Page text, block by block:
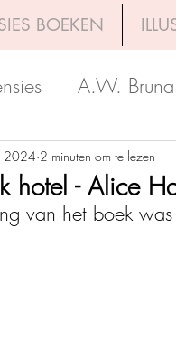
BOEKEN
A.W.
Boekerij
Godijn Publishing
hotel - Alice
2024 2 minuten om te lezen
van het boek